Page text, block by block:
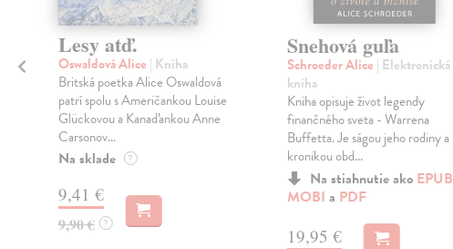
Lesy atď.
Oswaldová Alice | Kniha
Britská poetka Alice Oswaldová
patrí spolu s Američankou Louise
Glückovou a Kanaďankou Anne
Carsonov...
Na sklade ?
9,41 €
9,90 € ?
Snehová guľa
Schroeder Alice | Elektronická
kniha
Kniha opisuje život legendy
finančného sveta - Warrena
Buffetta. Je ságou jeho rodiny a
kronikou obd...
Na stiahnutie ako EPUB
MOBI a PDF
19,95 €